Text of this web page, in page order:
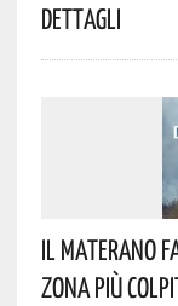
Dettagli
Il Materano
Zona Più